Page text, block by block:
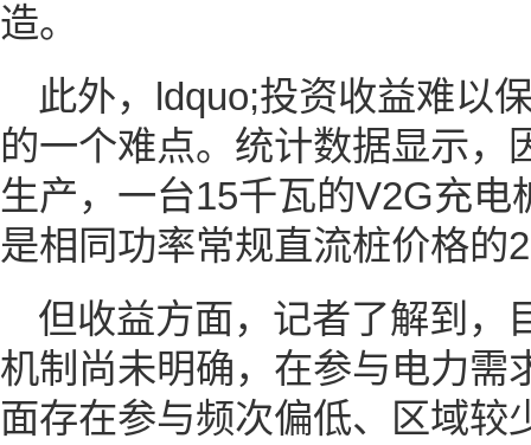
造。
此外，ldquo;投资收益难以
的一个难点。统计数据显示，
生产，一台15千瓦的V2G充
是相同功率常规直流桩价格的
但收益方面，记者了解到，
机制尚未明确，在参与电力需
面存在参与频次偏低、区域较